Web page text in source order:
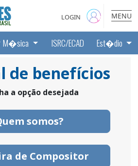
LOGIN MENU
M�sica ISRC/ECAD Est�dio
de benefícios
a opção desejada
somos?
de Compositor